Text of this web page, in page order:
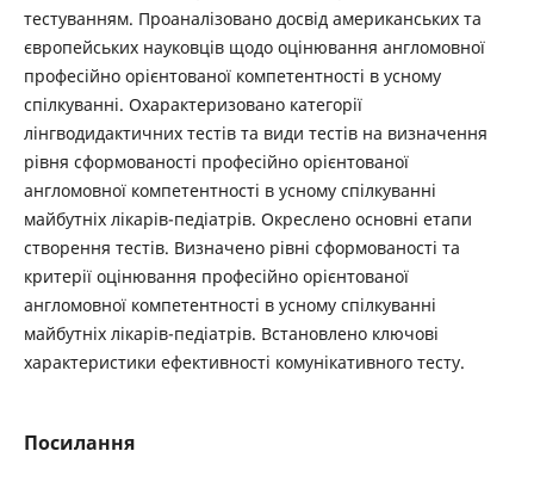
тестуванням. Проаналізовано досвід американських та
європейських науковців щодо оцінювання англомовної
професійно орієнтованої компетентності в усному
спілкуванні. Охарактеризовано категорії
лінгводидактичних тестів та види тестів на визначення
рівня сформованості професійно орієнтованої
англомовної компетентності в усному спілкуванні
майбутніх лікарів-педіатрів. Окреслено основні етапи
створення тестів. Визначено рівні сформованості та
критерії оцінювання професійно орієнтованої
англомовної компетентності в усному спілкуванні
майбутніх лікарів-педіатрів. Встановлено ключові
характеристики ефективності комунікативного тесту.
Посилання